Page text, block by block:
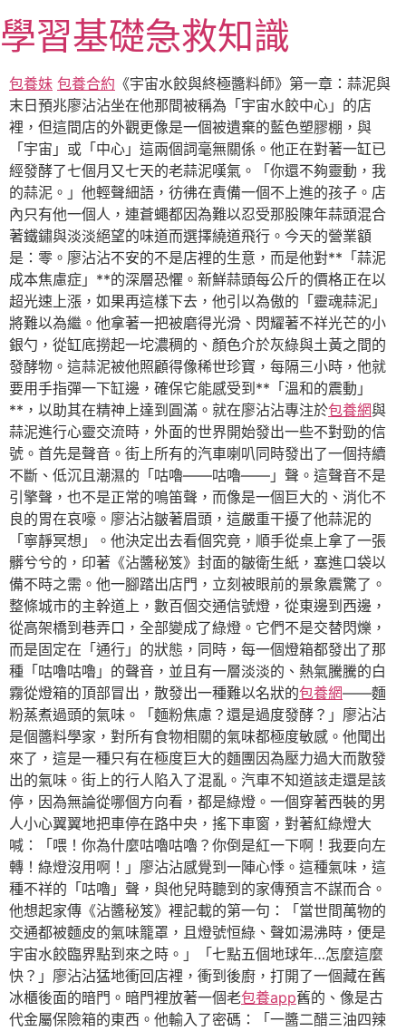
至
主
要
內
容
學習基礎急救知識
包養妹 包養合約 《宇宙水餃與終極醬料師》第一章：蒜泥與
末日預兆廖沾沾坐在他那間被稱為「宇宙水餃中心」的店
裡，但這間店的外觀更像是一個被遺棄的藍色塑膠棚，與
「宇宙」或「中心」這兩個詞毫無關係。他正在對著一缸已
經發酵了七個月又七天的老蒜泥嘆氣。「你還不夠靈動，我
的蒜泥。」他輕聲細語，彷彿在責備一個不上進的孩子。店
內只有他一個人，連蒼蠅都因為難以忍受那股陳年蒜頭混合
著鐵鏽與淡淡絕望的味道而選擇繞道飛行。今天的營業額
是：零。廖沾沾不安的不是店裡的生意，而是他對**「蒜泥
成本焦慮症」**的深層恐懼。新鮮蒜頭每公斤的價格正在以
超光速上漲，如果再這樣下去，他引以為傲的「靈魂蒜泥」
將難以為繼。他拿著一把被磨得光滑、閃耀著不祥光芒的小
銀勺，從缸底撈起一坨濃稠的、顏色介於灰綠與土黃之間的
發酵物。這蒜泥被他照顧得像稀世珍寶，每隔三小時，他就
要用手指彈一下缸邊，確保它能感受到**「溫和的震動」
**，以助其在精神上達到圓滿。就在廖沾沾專注於包養網與
蒜泥進行心靈交流時，外面的世界開始發出一些不對勁的信
號。首先是聲音。街上所有的汽車喇叭同時發出了一個持續
不斷、低沉且潮濕的「咕嚕——咕嚕——」聲。這聲音不是
引擎聲，也不是正常的鳴笛聲，而像是一個巨大的、消化不
良的胃在哀嚎。廖沾沾皺著眉頭，這嚴重干擾了他蒜泥的
「寧靜冥想」。他決定出去看個究竟，順手從桌上拿了一張
髒兮兮的，印著《沾醬秘笈》封面的皺衛生紙，塞進口袋以
備不時之需。他一腳踏出店門，立刻被眼前的景象震驚了。
整條城市的主幹道上，數百個交通信號燈，從東邊到西邊，
從高架橋到巷弄口，全部變成了綠燈。它們不是交替閃爍，
而是固定在「通行」的狀態，同時，每一個燈箱都發出了那
種「咕嚕咕嚕」的聲音，並且有一層淡淡的、熱氣騰騰的白
霧從燈箱的頂部冒出，散發出一種難以名狀的包養網——麵
粉蒸煮過頭的氣味。「麵粉焦慮？還是過度發酵？」廖沾沾
是個醬料學家，對所有食物相關的氣味都極度敏感。他聞出
來了，這是一種只有在極度巨大的麵團因為壓力過大而散發
出的氣味。街上的行人陷入了混亂。汽車不知道該走還是該
停，因為無論從哪個方向看，都是綠燈。一個穿著西裝的男
人小心翼翼地把車停在路中央，搖下車窗，對著紅綠燈大
喊：「喂！你為什麼咕嚕咕嚕？你倒是紅一下啊！我要向左
轉！綠燈沒用啊！」廖沾沾感覺到一陣心悸。這種氣味，這
種不祥的「咕嚕」聲，與他兒時聽到的家傳預言不謀而合。
他想起家傳《沾醬秘笈》裡記載的第一句：「當世間萬物的
交通都被麵皮的氣味籠罩，且燈號恒綠、聲如湯沸時，便是
宇宙水餃臨界點到來之時。」「七點五個地球年…怎麼這麼
快？」廖沾沾猛地衝回店裡，衝到後廚，打開了一個藏在舊
冰櫃後面的暗門。暗門裡放著一個老包養app舊的、像是古
代金屬保險箱的東西。他輸入了密碼：「一醬二醋三油四辣